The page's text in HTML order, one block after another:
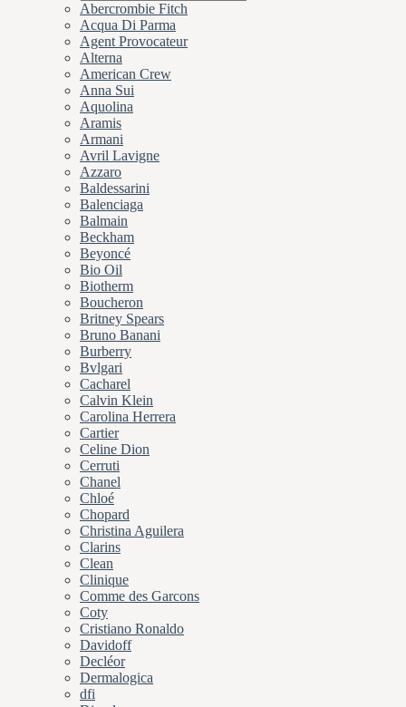
Abercrombie Fitch
Acqua Di Parma
Agent Provocateur
Alterna
American Crew
Anna Sui
Aquolina
Aramis
Armani
Avril Lavigne
Azzaro
Baldessarini
Balenciaga
Balmain
Beckham
Beyoncé
Bio Oil
Biotherm
Boucheron
Britney Spears
Bruno Banani
Burberry
Bvlgari
Cacharel
Calvin Klein
Carolina Herrera
Cartier
Celine Dion
Cerruti
Chanel
Chloé
Chopard
Christina Aguilera
Clarins
Clean
Clinique
Comme des Garcons
Coty
Cristiano Ronaldo
Davidoff
Decléor
Dermalogica
dfi